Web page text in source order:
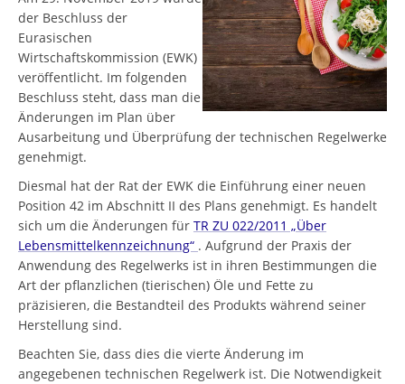
der Beschluss der
Eurasischen
Wirtschaftskommission (EWK)
veröffentlicht. Im folgenden
Beschluss steht, dass man die
Änderungen im Plan über
Ausarbeitung und Überprüfung der technischen Regelwerke
genehmigt.
Diesmal hat der Rat der EWK die Einführung einer neuen
Position 42 im Abschnitt II des Plans genehmigt. Es handelt
sich um die Änderungen für TR ZU 022/2011 „Über
Lebensmittelkennzeichnung“ . Aufgrund der Praxis der
Anwendung des Regelwerks ist in ihren Bestimmungen die
Art der pflanzlichen (tierischen) Öle und Fette zu
präzisieren, die Bestandteil des Produkts während seiner
Herstellung sind.
Beachten Sie, dass dies die vierte Änderung im
angegebenen technischen Regelwerk ist. Die Notwendigkeit